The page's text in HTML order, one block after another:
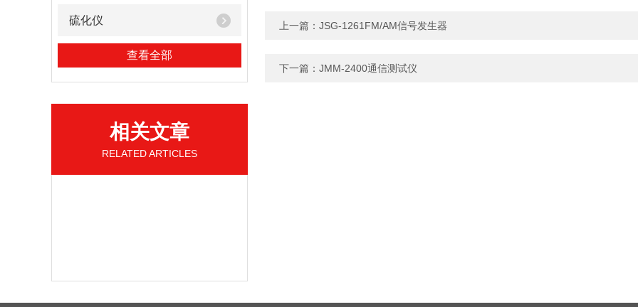
硫化仪
查看全部
相关文章
RELATED ARTICLES
上一篇： JSG-1261FM/AM信号发生器
下一篇： JMM-2400通信测试仪